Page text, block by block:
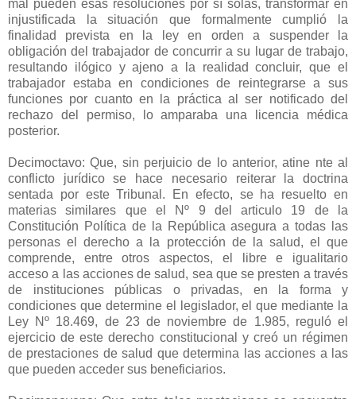
mal pueden esas resoluciones por sí solas, transformar en
injustificada la situación que formalmente cumplió la
finalidad prevista en la ley en orden a suspender la
obligación del trabajador de concurrir a su lugar de trabajo,
resultando ilógico y ajeno a la realidad concluir, que el
trabajador estaba en condiciones de reintegrarse a sus
funciones por cuanto en la práctica al ser notificado del
rechazo del permiso, lo amparaba una licencia médica
posterior.
Decimoctavo: Que, sin perjuicio de lo anterior, atine nte al
conflicto jurídico se hace necesario reiterar la doctrina
sentada por este Tribunal. En efecto, se ha resuelto en
materias similares que el Nº 9 del articulo 19 de la
Constitución Política de la República asegura a todas las
personas el derecho a la protección de la salud, el que
comprende, entre otros aspectos, el libre e igualitario
acceso a las acciones de salud, sea que se presten a través
de instituciones públicas o privadas, en la forma y
condiciones que determine el legislador, el que mediante la
Ley Nº 18.469, de 23 de noviembre de 1.985, reguló el
ejercicio de este derecho constitucional y creó un régimen
de prestaciones de salud que determina las acciones a las
que pueden acceder sus beneficiarios.